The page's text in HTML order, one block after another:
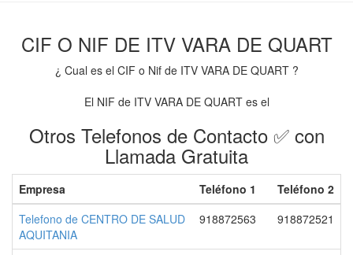
CIF O NIF DE ITV VARA DE QUART
¿ Cual es el CIF o Nif de ITV VARA DE QUART ?
El NIF de ITV VARA DE QUART es el
Otros Telefonos de Contacto ✅ con
Llamada Gratuita
Empresa Teléfono 1
Teléfono 2
Telefono de CENTRO DE SALUD
AQUITANIA
918872563 918872521